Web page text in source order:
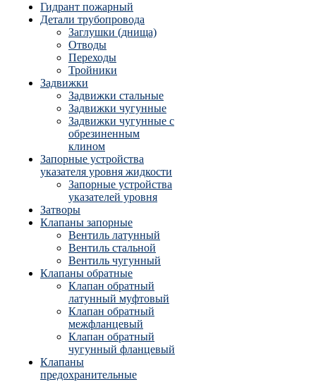
Гидрант пожарный
Детали трубопровода
Заглушки (днища)
Отводы
Переходы
Тройники
Задвижки
Задвижки стальные
Задвижки чугунные
Задвижки чугунные с
обрезиненным
клином
Запорные устройства
указателя уровня жидкости
Запорные устройства
указателей уровня
Затворы
Клапаны запорные
Вентиль латунный
Вентиль стальной
Вентиль чугунный
Клапаны обратные
Клапан обратный
латунный муфтовый
Клапан обратный
межфланцевый
Клапан обратный
чугунный фланцевый
Клапаны
предохранительные